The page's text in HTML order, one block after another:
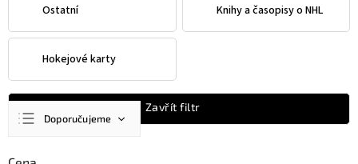
Ostatní Knihy a časopisy o NHL
Hokejové karty
Doporučujeme
Zavřít filtr